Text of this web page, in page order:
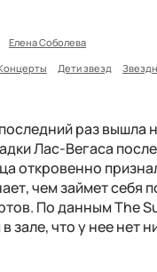
Елена Соболева
Дети звезд
раз вышла
Лас-Вегаса
откровенно
чем займет себя
По данным The
зале, что у нее нет